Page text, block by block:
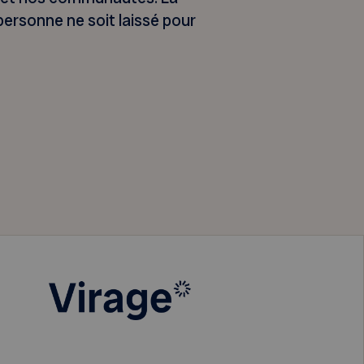
ne soit laissé pour